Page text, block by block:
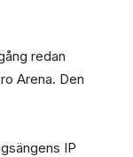
redan
Arena. Den
IP